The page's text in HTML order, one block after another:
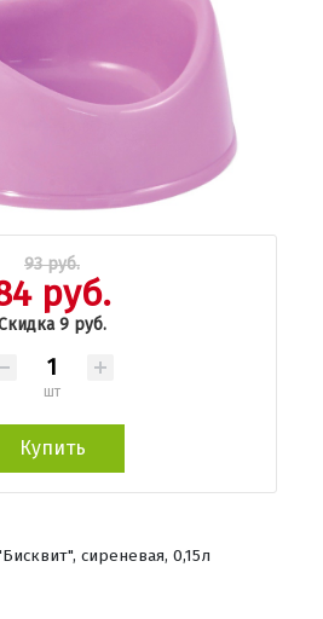
93 руб.
руб.
9 руб.
шт
Купить
сиреневая, 0,15л